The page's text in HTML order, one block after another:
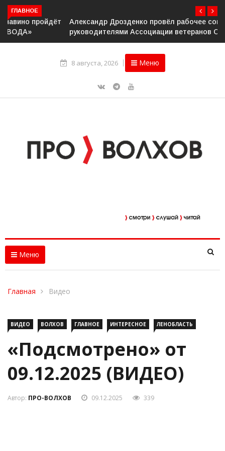
ГЛАВНОЕ
Александр Дрозденко провёл рабочее совещание с
руководителями Ассоциации ветеранов СВО
8 августа, 2026 Меню
Меню
Главная Видео
ВИДЕО ВОЛХОВ ГЛАВНОЕ ИНТЕРЕСНОЕ ЛЕНОБЛАСТЬ
«Подсмотрено» от
09.12.2025 (ВИДЕО)
Автор: ПРО-ВОЛХОВ 09.12.2025 339